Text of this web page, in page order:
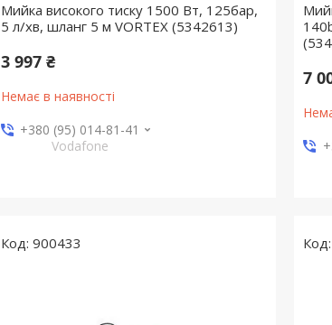
Мийка високого тиску 1500 Вт, 125бар,
5 л/хв, шланг 5 м VORTEX (5342613)
3 997 ₴
Немає в наявності
+380 (95) 014-81-41
Vodafone
7
900433